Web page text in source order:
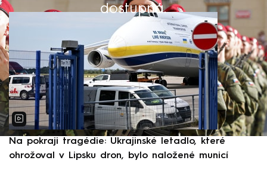
dostupná.
Na pokraji tragédie: Ukrajinské letadlo, které
ohrožoval v Lipsku dron, bylo naložené municí